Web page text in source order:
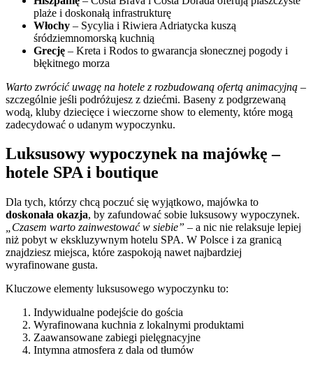
plaże i doskonałą infrastrukturę
Włochy – Sycylia i Riwiera Adriatycka kuszą
śródziemnomorską kuchnią
Grecję – Kreta i Rodos to gwarancja słonecznej pogody i
błękitnego morza
Warto zwrócić uwagę na hotele z rozbudowaną ofertą animacyjną –
szczególnie jeśli podróżujesz z dziećmi. Baseny z podgrzewaną
wodą, kluby dziecięce i wieczorne show to elementy, które mogą
zadecydować o udanym wypoczynku.
Luksusowy wypoczynek na majówkę –
hotele SPA i boutique
Dla tych, którzy chcą poczuć się wyjątkowo, majówka to
doskonała okazja, by zafundować sobie luksusowy wypoczynek.
„Czasem warto zainwestować w siebie” – a nic nie relaksuje lepiej
niż pobyt w ekskluzywnym hotelu SPA. W Polsce i za granicą
znajdziesz miejsca, które zaspokoją nawet najbardziej
wyrafinowane gusta.
Kluczowe elementy luksusowego wypoczynku to:
Indywidualne podejście do gościa
Wyrafinowana kuchnia z lokalnymi produktami
Zaawansowane zabiegi pielęgnacyjne
Intymna atmosfera z dala od tłumów